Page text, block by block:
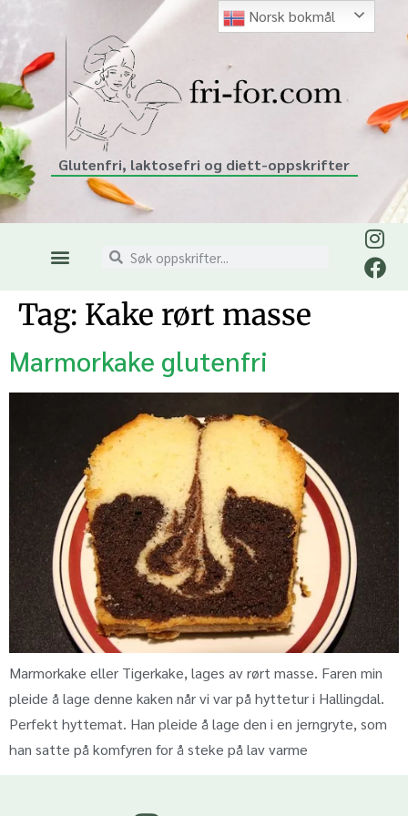
Glutenfri, laktosefri og diett-oppskrifter
Tag: Kake rørt masse
Marmorkake glutenfri
Marmorkake eller Tigerkake, lages av rørt masse. Faren min
pleide å lage denne kaken når vi var på hyttetur i Hallingdal.
Perfekt hyttemat. Han pleide å lage den i en jerngryte, som
han satte på komfyren for å steke på lav varme
Norsk bokmål